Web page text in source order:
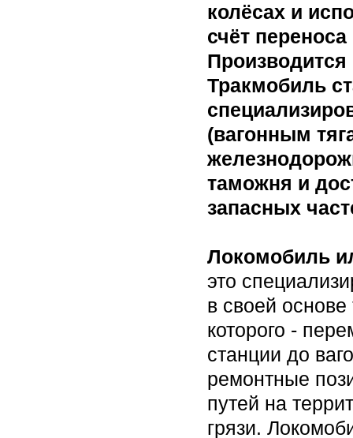
колёсах и
счёт
Тракмобиль
(вагонным
таможня и
запасных
Локомобиль
это
в своей
которого -
станции до
ремонтные
путей на
грязи.